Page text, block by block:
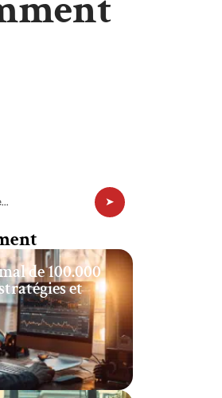
de 100.000
et